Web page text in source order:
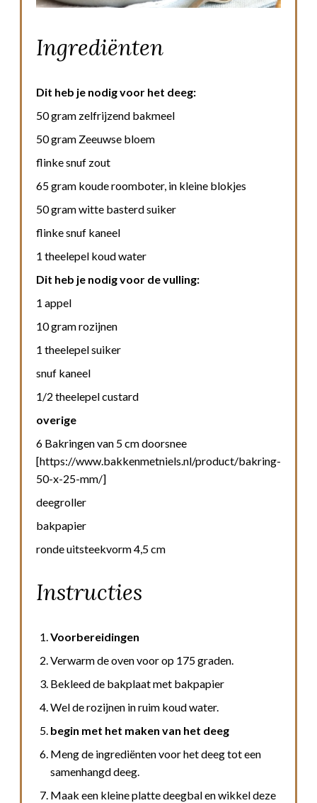
Ingrediënten
Dit heb je nodig voor het deeg:
50 gram zelfrijzend bakmeel
50 gram Zeeuwse bloem
flinke snuf zout
65 gram koude roomboter, in kleine blokjes
50 gram witte basterd suiker
flinke snuf kaneel
1 theelepel koud water
Dit heb je nodig voor de vulling:
1 appel
10 gram rozijnen
1 theelepel suiker
snuf kaneel
1/2 theelepel custard
overige
6 Bakringen van 5 cm doorsnee
[https://www.bakkenmetniels.nl/product/bakring-
50-x-25-mm/]
deegroller
bakpapier
ronde uitsteekvorm 4,5 cm
Instructies
Voorbereidingen
Verwarm de oven voor op 175 graden.
Bekleed de bakplaat met bakpapier
Wel de rozijnen in ruim koud water.
begin met het maken van het deeg
Meng de ingrediënten voor het deeg tot een
samenhangd deeg.
Maak een kleine platte deegbal en wikkel deze